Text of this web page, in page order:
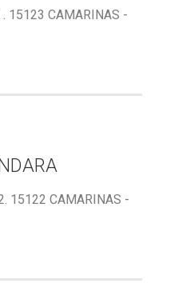
. 15123 CAMARINAS -
15122 CAMARINAS -